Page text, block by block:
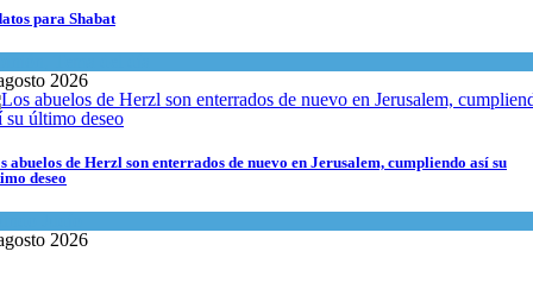
para Shabat
2026
abuelos de Herzl son enterrados de nuevo en Jerusalem, cumpliendo así su
deseo
2026